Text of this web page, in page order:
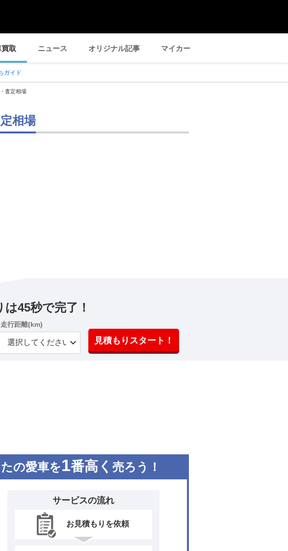
買取 ニュース オリジナル記事 マイカー
ガイド
査定相場
相場
45秒で完了！
走行距離(km)
見積もりスタート！
の愛車を1番高く 売ろう！
サービスの流れ
お見積もりを依頼